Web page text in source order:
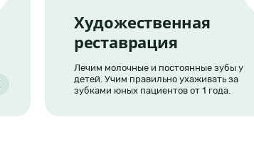
Художественная
реставрация
Лечим молочные и постоянные зубы у
детей. Учим правильно ухаживать за
зубками юных пациентов от 1 года.